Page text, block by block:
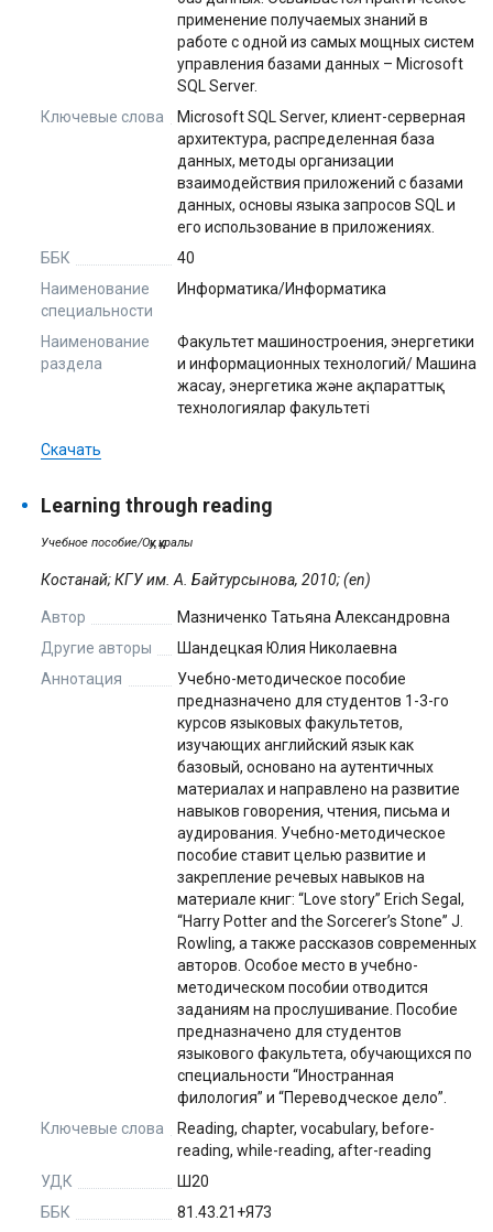
применение получаемых знаний в
работе с одной из самых мощных систем
управления базами данных – Microsoft
SQL Server.
Ключевые слова
Microsoft SQL Server, клиент-серверная
архитектура, распределенная база
данных, методы организации
взаимодействия приложений с базами
данных, основы языка запросов SQL и
его использование в приложениях.
ББК
40
Наименование
специальности
Информатика/Информатика
Наименование
раздела
Факультет машиностроения, энергетики
и информационных технологий/ Машина
жасау, энергетика және ақпараттық
технологиялар факультеті
Скачать
Learning through reading
Учебное пособие/Оқу құралы
Костанай; КГУ им. А. Байтурсынова, 2010; (en)
Автор
Мазниченко Татьяна Александровна
Другие авторы
Шандецкая Юлия Николаевна
Аннотация
Учебно-методическое пособие
предназначено для студентов 1-3-го
курсов языковых факультетов,
изучающих английский язык как
базовый, основано на аутентичных
материалах и направлено на развитие
навыков говорения, чтения, письма и
аудирования. Учебно-методическое
пособие ставит целью развитие и
закрепление речевых навыков на
материале книг: “Love story” Erich Segal,
“Harry Potter and the Sorcerer’s Stone” J.
Rowling, а также рассказов современных
авторов. Особое место в учебно-
методическом пособии отводится
заданиям на прослушивание. Пособие
предназначено для студентов
языкового факультета, обучающихся по
специальности “Иностранная
филология” и “Переводческое дело”.
Ключевые слова
Reading, chapter, vocabulary, before-
reading, while-reading, after-reading
УДК
Ш20
ББК
81.43.21+Я73